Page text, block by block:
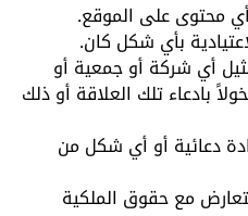
محتوى على الموقع.
بأي شكل كان.
أي شركة أو جمعية أو
بادعاء تلك العلاقة أو ذلك
دعائية أو أي شكل من
مع حقوق الملكية